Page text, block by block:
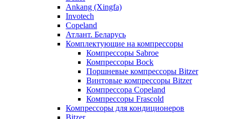
Ankang (Xingfa)
Invotech
Copeland
Атлант. Беларусь
Комплектующие на компрессоры
Компрессоры Sabroe
Компрессоры Bock
Поршневые компрессоры Bitzer
Винтовые компрессоры Bitzer
Компрессора Copeland
Компрессоры Frascold
Компрессоры для кондиционеров
Bitzer